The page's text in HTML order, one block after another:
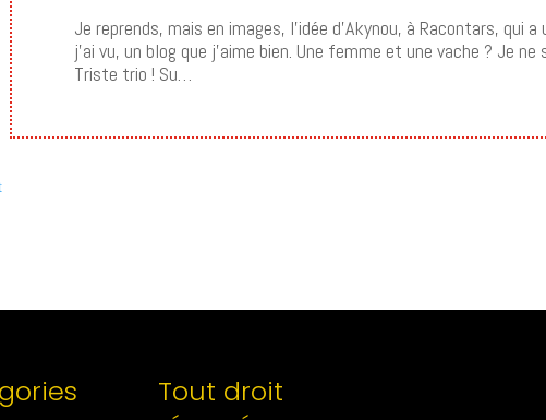
Je reprends, mais en images, l’idée d’Akynou, à Racontars, qui
j’ai vu, un blog que j’aime bien. Une femme et une vache ? Je
Triste trio ! Su…
Tout droit